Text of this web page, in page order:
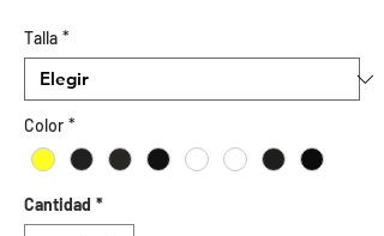
oferta
Talla *
Color *
Cantidad *